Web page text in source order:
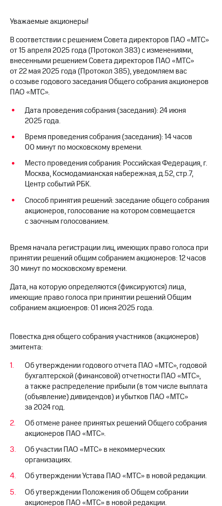
о технологиях
Достижения
Интервью
Финансовая
отчетность
Контакты
в
регионе
и акционерам
Корпоративное
управление
Корпоративный
секретарь
Раскрытие
Информация
акционерам
Документы
ПАО
Собрания
акционеров
Личный
Акционерный
капитал
и
аудит
Рынок
акций
Описание
Программа
приобретения
выкупа
акций
Дивиденды
Рынок
облигаций
Уважаемые акционеры!
В соответствии с решением Совета директоров ПАО «МТС»
от 15 апреля 2025 года (Протокол 383) с изменениями,
внесенными решением Совета директоров ПАО «МТС»
от 22 мая 2025 года (Протокол 385), уведомляем вас
о созыве годового заседания Общего собрания акционеров
ПАО «МТС».
Дата проведения собрания (заседания): 24 июня
2025 года.
Время проведения собрания (заседания): 14 часов
00 минут по московскому времени.
Место проведения собрания: Российская Федерация, г.
Москва, Космодамианская набережная, д.52, стр.7,
Центр событий РБК.
Способ принятия решений: заседание общего собрания
акционеров, голосование на котором совмещается
с заочным голосованием.
Время начала регистрации лиц, имеющих право голоса при
принятии решений общим собранием акционеров: 12 часов
30 минут по московскому времени.
Дата, на которую определяются (фиксируются) лица,
имеющие право голоса при принятии решений Общим
собранием акциоенров: 01 июня 2025 года.
Повестка дня общего собрания участников (акционеров)
эмитента:
Об утверждении годового отчета ПАО «МТС», годовой
бухгалтерской (финансовой) отчетности ПАО «МТС»,
а также распределение прибыли (в том числе выплата
(объявление) дивидендов) и убытков ПАО «МТС»
за 2024 год.
Об отмене ранее принятых решений Общего собрания
акционеров ПАО «МТС».
Об участии ПАО «МТС» в некоммерческих
организациях.
Об утверждении Устава ПАО «МТС» в новой редакции.
Об утверждении Положения об Общем собрании
акционеров ПАО «МТС» в новой редакции.